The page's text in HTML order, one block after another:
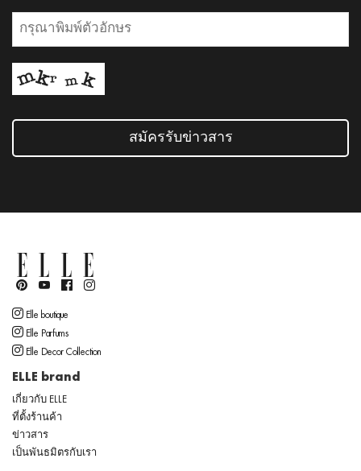
สมัครรับข่าวสาร
Elle boutique
Elle Parfums
Elle Decor Collection
ELLE brand
เกี่ยวกับ ELLE
ที่ตั้งร้านค้า
ข่าวสาร
เป็นพันธมิตรกับเรา